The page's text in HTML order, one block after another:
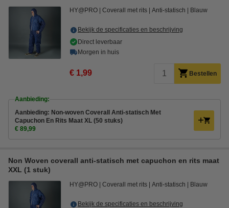
HY@PRO Coverall met rits Anti-statisch Blauw
Bekijk de specificaties en beschrijving
Direct leverbaar
Morgen in huis
€ 1,99 Bestellen
Aanbieding:
Aanbieding: Non-woven Coverall Anti-statisch Met
Capuchon En Rits Maat XL (50 stuks)
€ 89,99
Non Woven coverall anti-statisch met capuchon en rits maat
XXL (1 stuk)
HY@PRO Coverall met rits Anti-statisch Blauw
Bekijk de specificaties en beschrijving